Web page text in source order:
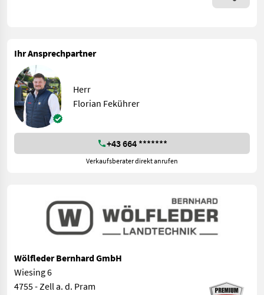
Ihr Ansprechpartner
Herr
Florian Fekührer
+43 664 *******
Verkaufsberater direkt anrufen
Wölfleder Bernhard GmbH
Wiesing 6
4755 - Zell a. d. Pram